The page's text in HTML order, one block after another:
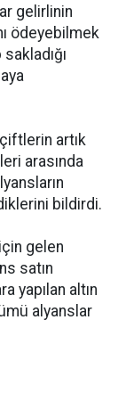
gelirlinin
ödeyebilmek
çiftlerin artık
arasında
bildirdi.
gelen
satın
yapılan altın
alyanslar